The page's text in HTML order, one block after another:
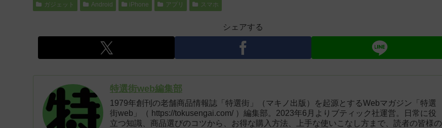
ガジェット Android iPhone アプリ スマホ
シェアする
特選街web編集部
1979年創刊の老舗商品情報誌「特選街」（マキノ出版）を起源とするWebマガジン「特選
街web」（ https://tokusengai.com/ ）編集部。2023年6月よりブティック社運営。日常に役
立つ知識、商品選びのコツから、お得な購入方法、上手な使いこなし方まで、読者の皆様の